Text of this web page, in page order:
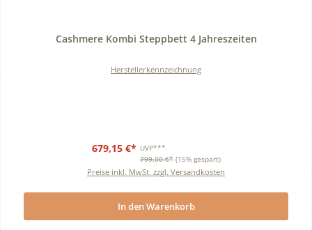
Cashmere Kombi Steppbett 4 Jahreszeiten
Herstellerkennzeichnung
679,15 €* UVP***
799,00 €* (15% gespart)
Preise inkl. MwSt. zzgl. Versandkosten
In den Warenkorb